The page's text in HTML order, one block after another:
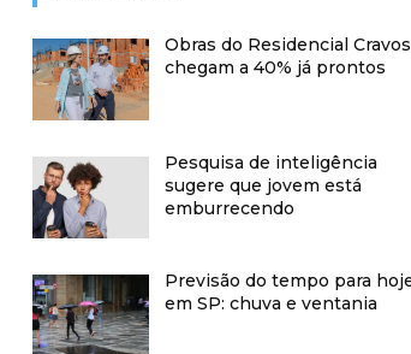
Obras do Residencial Cravos
chegam a 40% já prontos
Pesquisa de inteligência
sugere que jovem está
emburrecendo
Previsão do tempo para
em SP: chuva e ventania